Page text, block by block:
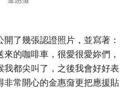
了幾張認證照片，並寫著：
來的咖啡車，很愛很愛妳們，
我都尖叫了，之後我會好好表
非常開心的金惠奫更把應援貼